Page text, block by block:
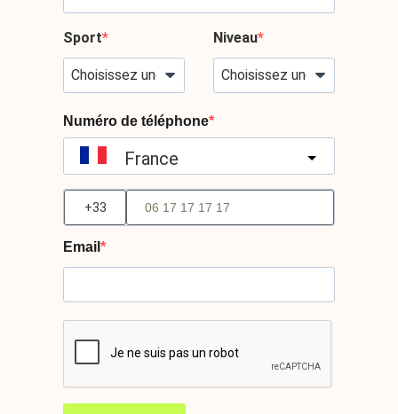
Sport Niveau
Numéro de téléphone
France
Email